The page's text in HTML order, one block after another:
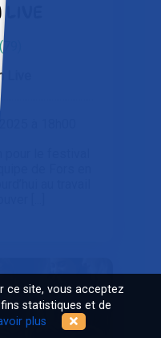
à 18h00
le festival
de Fors en
au travail
[...]
ce site, vous acceptez
statistiques et de
plus